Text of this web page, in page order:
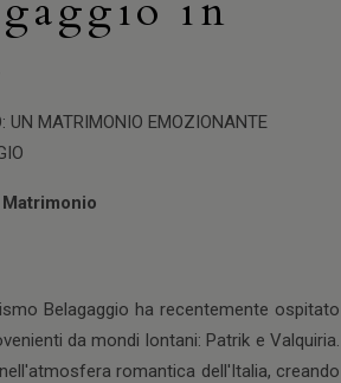
UN MATRIMONIO EMOZIONANTE
Belagaggio ha recentemente ospitato
da mondi lontani: Patrik e Valquiria.
romantica dell'Italia, creando